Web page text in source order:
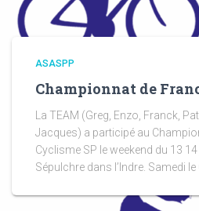
ASASPP
Championnat de
La TEAM (Greg, Enzo, Franck,
Jacques) a participé au
Cyclisme SP le weekend du 13
Sépulchre dans l’Indre. Samedi